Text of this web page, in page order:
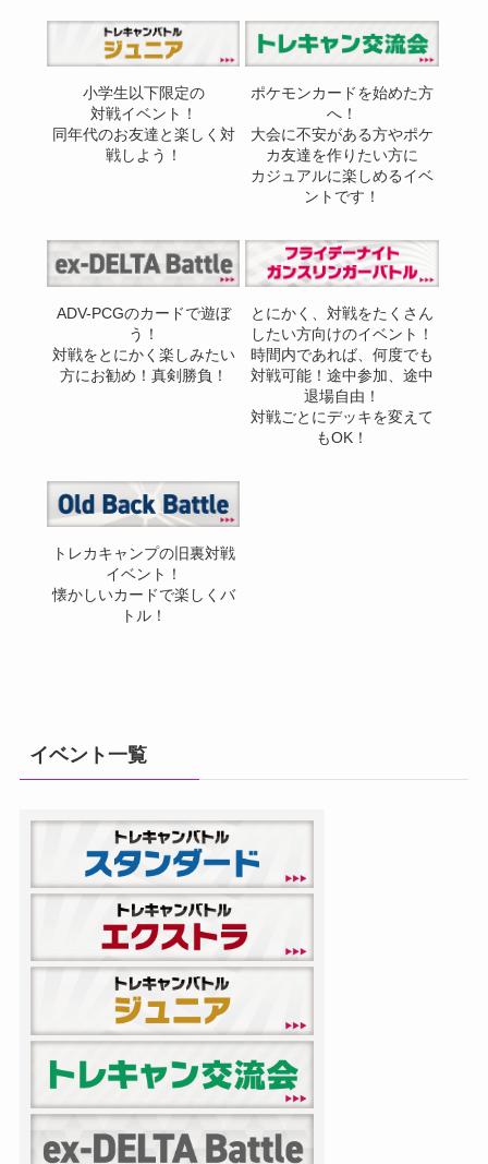
小学生以下限定の
対戦イベント！
同年代のお友達と楽しく対
戦しよう！
ポケモンカードを始めた方
へ！
大会に不安がある方やポケ
カ友達を作りたい方に
カジュアルに楽しめるイベ
ントです！
ADV-PCGのカードで遊ぼ
う！
対戦をとにかく楽しみたい
方にお勧め！真剣勝負！
とにかく、対戦をたくさん
したい方向けのイベント！
時間内であれば、何度でも
対戦可能！途中参加、途中
退場自由！
対戦ごとにデッキを変えて
もOK！
トレカキャンプの旧裏対戦
イベント！
懐かしいカードで楽しくバ
トル！
イベント一覧